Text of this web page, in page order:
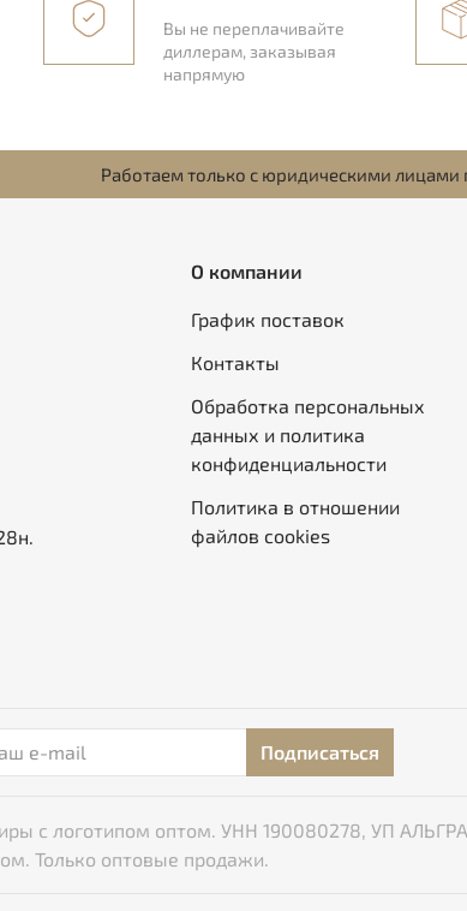
Вы не переплачивайте
диллерам, заказывая
напрямую
Работаем только с юридическими лицами
О компании
График поставок
Контакты
Обработка персональных
данных и политика
конфиденциальности
Политика в отношении
файлов cookies
Подписаться
с логотипом оптом. УНН 190080278, УП
Только оптовые продажи.